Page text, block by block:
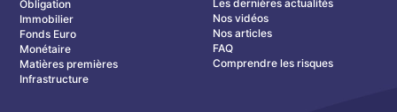
Obligation
Immobilier
Fonds Euro
Monétaire
Matières premières
Infrastructure
Les dernières actualités
Nos vidéos
Nos articles
FAQ
Comprendre les risques